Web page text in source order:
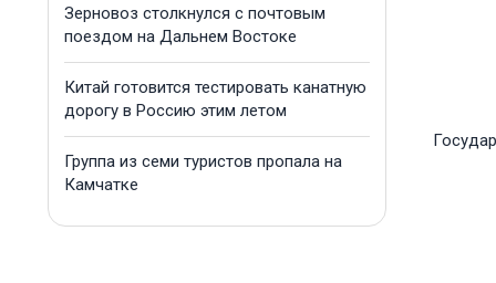
Зерновоз столкнулся с почтовым
поездом на Дальнем Востоке
Китай готовится тестировать канатную
дорогу в Россию этим летом
Группа из семи туристов пропала на
Камчатке